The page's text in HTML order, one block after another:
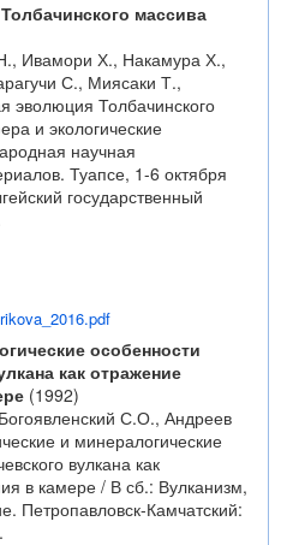
массива
Ивамори Х., Накамура Х.,
С., Миясаки Т.,
эволюция Толбачинского
и экологические
научная
Туапсе, 1-6 октября
государственный
особенности
как отражение
(1992)
С.О., Андреев
и минералогические
вулкана как
в камере / В сб.: Вулканизм,
Петропавловск-Камчатский: